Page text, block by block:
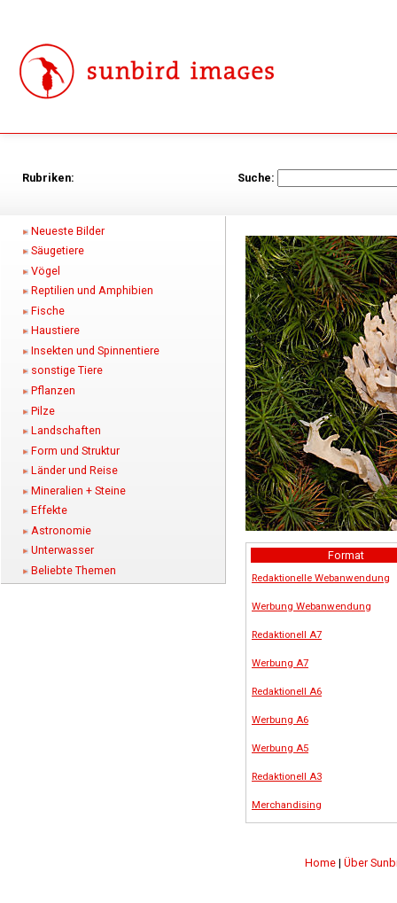
Rubriken: Suche:
Neueste Bilder
Säugetiere
Vögel
Reptilien und Amphibien
Fische
Haustiere
Insekten und Spinnentiere
sonstige Tiere
Pflanzen
Pilze
Landschaften
Form und Struktur
Länder und Reise
Mineralien + Steine
Effekte
Astronomie
Unterwasser
Beliebte Themen
Format
Redaktionelle Webanwendung
Werbung Webanwendung
Redaktionell A7
Werbung A7
Redaktionell A6
Werbung A6
Werbung A5
Redaktionell A3
Merchandising
Home | Über